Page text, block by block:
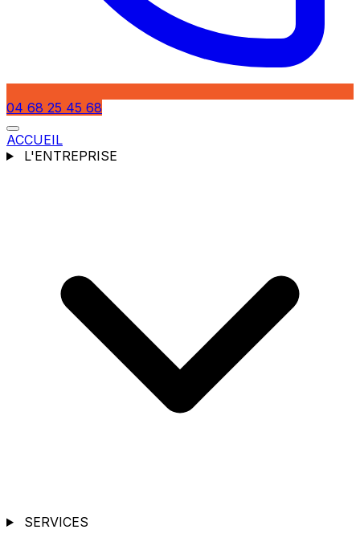
04 68 25 45 68
ACCUEIL
L'ENTREPRISE
SERVICES